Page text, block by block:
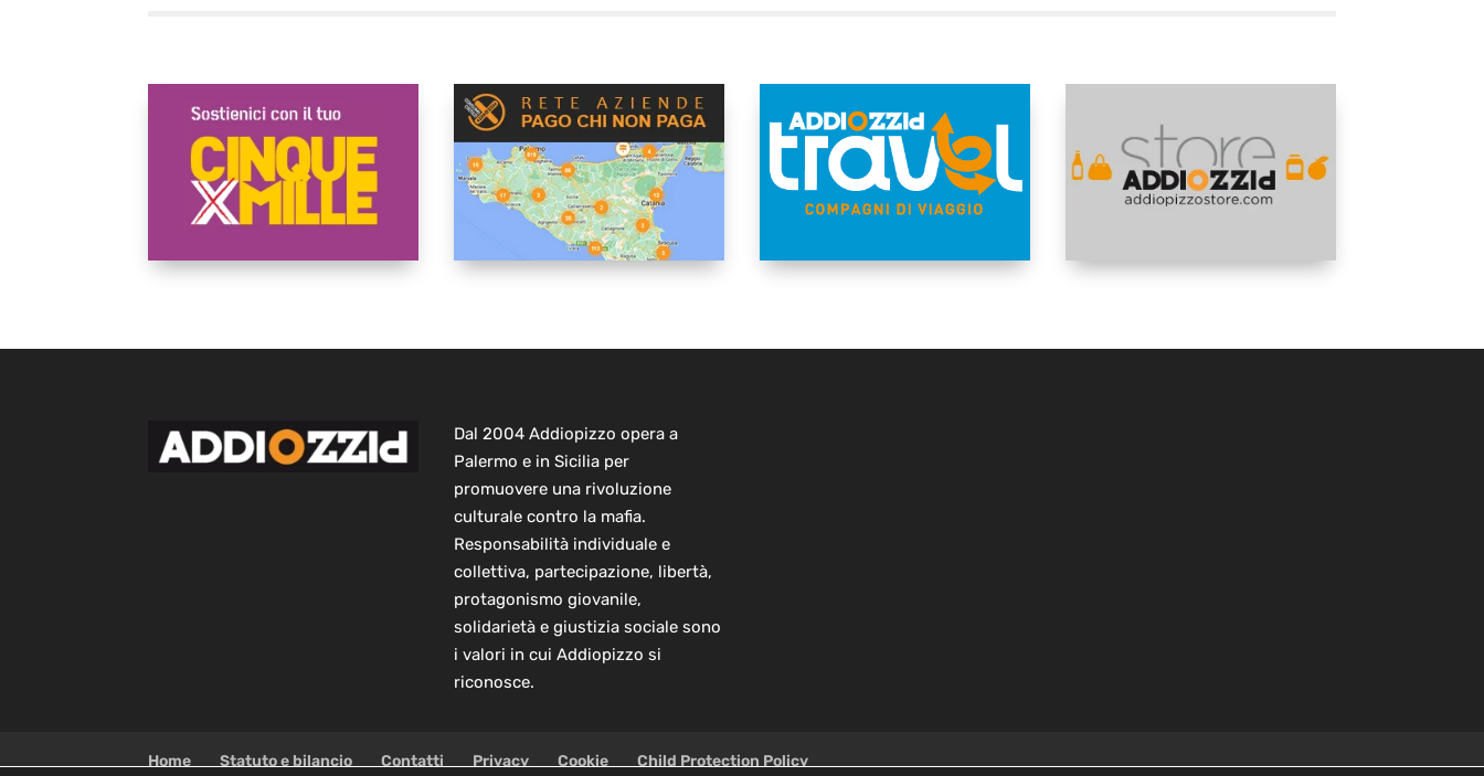
Dal 2004 Addiopizzo opera a
Palermo e in Sicilia per
promuovere una rivoluzione
culturale contro la mafia.
Responsabilità individuale e
collettiva, partecipazione, libertà,
protagonismo giovanile,
solidarietà e giustizia sociale sono
i valori in cui Addiopizzo si
riconosce.
Home Statuto e bilancio Contatti Privacy Cookie Child Protection Policy